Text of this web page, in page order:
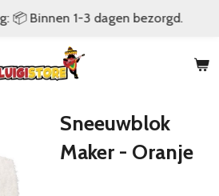
📦 Binnen 1-3 dagen bezorgd.
Sneeuwblok
Maker - Oranje